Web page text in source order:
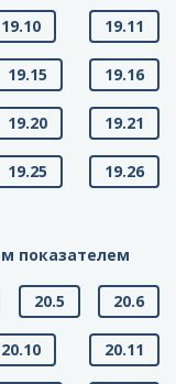
19.10 19.11
19.15 19.16
19.20 19.21
19.25 19.26
показателем
20.5 20.6
20.10 20.11